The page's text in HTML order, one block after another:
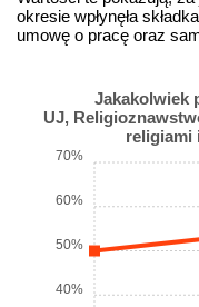
okresie wpłynęła
umowę o pracę oraz
Jakakolwiek
UJ,
religiami
40%
50%
60%
70%